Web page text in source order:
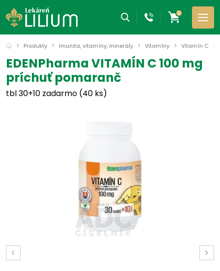
0
Produkty Imunita, vitamíny, minerály Vitamíny Vitamín C
EDENPharma VITAMÍN C 100 mg
príchuť pomaranč
tbl 30+10 zadarmo (40 ks)